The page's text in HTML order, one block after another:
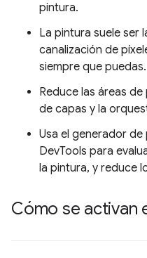
pintura.
La pintura suele ser
canalización de
siempre que puedas.
Reduce las áreas
de capas y la
Usa el generador
DevTools para
la pintura, y reduce
Cómo se activan